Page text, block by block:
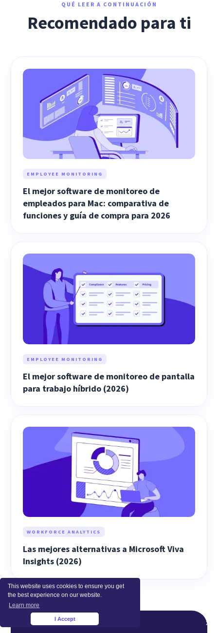
This website uses cookies to ensure you get
the best experience on our website.
Learn more
I Accept ×
QUÉ LEER A CONTINUACIÓN
Recomendado para ti
EMPLOYEE MONITORING
El mejor software de monitoreo de
empleados para Mac: comparativa de
funciones y guía de compra para 2026
EMPLOYEE MONITORING
El mejor software de monitoreo de pantalla
para trabajo híbrido (2026)
WORKFORCE ANALYTICS
Las mejores alternativas a Microsoft Viva
Insights (2026)